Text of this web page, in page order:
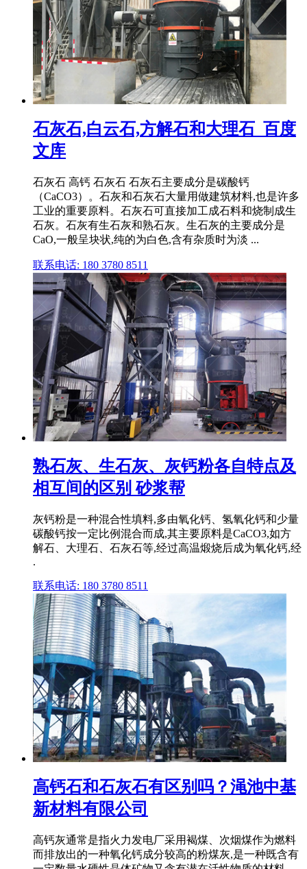
石灰石,白云石,方解石和大理石_百度
文库
石灰石 高钙 石灰石 石灰石主要成分是碳酸钙
（CaCO3）。石灰和石灰石大量用做建筑材料,也是许多
工业的重要原料。石灰石可直接加工成石料和烧制成生
石灰。石灰有生石灰和熟石灰。生石灰的主要成分是
CaO,一般呈块状,纯的为白色,含有杂质时为淡 ...
联系电话: 180 3780 8511
熟石灰、生石灰、灰钙粉各自特点及
相互间的区别 砂浆帮
灰钙粉是一种混合性填料,多由氧化钙、氢氧化钙和少量
碳酸钙按一定比例混合而成,其主要原料是CaCO3,如方
解石、大理石、石灰石等,经过高温煅烧后成为氧化钙,经
.
联系电话: 180 3780 8511
高钙石和石灰石有区别吗？渑池中基
新材料有限公司
高钙灰通常是指火力发电厂采用褐煤、次烟煤作为燃料
而排放出的一种氧化钙成分较高的粉煤灰,是一种既含有